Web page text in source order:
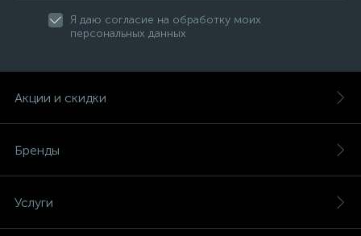
Я даю согласие на обработку моих
персональных данных
Акции и скидки
Бренды
Услуги